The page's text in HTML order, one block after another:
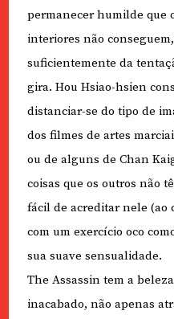
permanecer humilde que
interiores não
suficientemente da
gira. Hou Hsiao-hsien
distanciar-se do tipo de
dos filmes de artes
ou de alguns de Chan
coisas que os outros não
fácil de acreditar nele (ao
com um exercício oco
sua suave sensualidade.
The Assassin tem a
inacabado, não apenas